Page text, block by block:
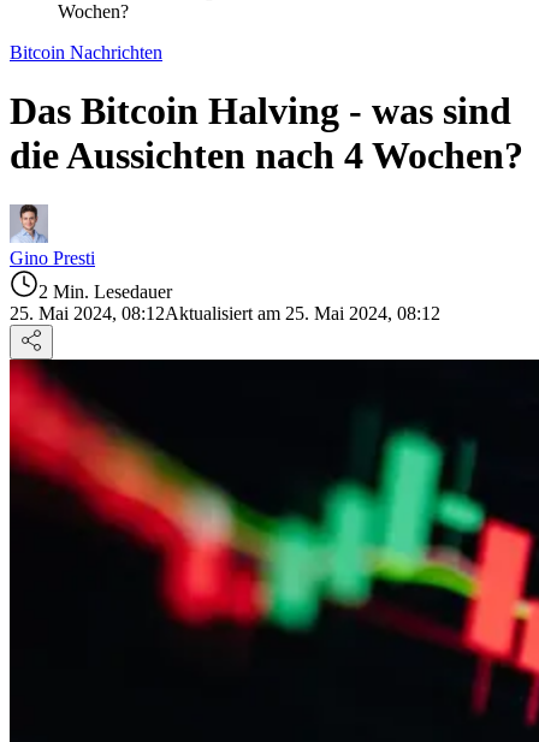
Wochen?
Bitcoin Nachrichten
Das Bitcoin Halving - was sind
die Aussichten nach 4 Wochen?
Gino Presti
2 Min. Lesedauer
25. Mai 2024, 08:12Aktualisiert am 25. Mai 2024, 08:12